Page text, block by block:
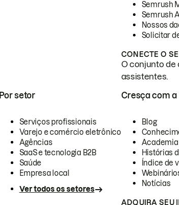
Semrush
Semrush
Nossos
Solicitar
CONECTE O
O conjunto de
assistentes.
Por setor
Serviços profissionais
Varejo e comércio eletrônico
Agências
SaaS e tecnologia B2B
Saúde
Empresa local
Ver todos os setores
Cresça com a
Blog
Academia
Histórias
Índice de
Notícias
ADQUIRA SEU